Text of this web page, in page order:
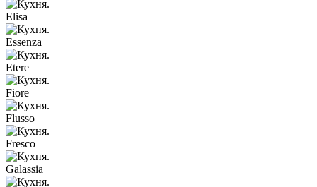
Elisa
Essenza
Etere
Fiore
Flusso
Fresco
Galassia